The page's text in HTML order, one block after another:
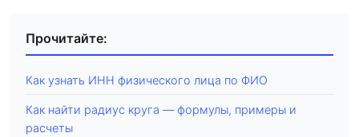
Прочитайте:
Как узнать ИНН физического лица по ФИО
Как найти радиус круга — формулы, примеры и
расчеты